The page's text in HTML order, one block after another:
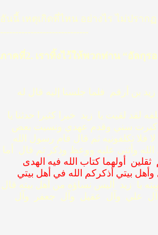
อันนี้ เหตุเกิดที่ไหน อย่างไร ไม่ปรากฏ
-----------------------------
ภาคที่2. เราทิ้งไว้ให้พวกท่าน “อัลกุ
بن أرقم ‏ ‏فلما جلسنا إليه قال له
لقيت يا ‏ ‏زيد ‏ ‏خيرا كثيرا حدثنا يا
كبرت سني وقدم عهدي ونسيت بعض
تكلفونيه ثم قال قام رسول الله
وأثنى عليه ووعظ وذكر ثم قال ‏ ‏أما
‏ثقلين ‏ ‏أولهما كتاب الله فيه الهدى
بيتي أذكركم الله في أهل بيتي
يا ‏ ‏زيد ‏ ‏أليس نساؤه من أهل بيته قال
‏علي ‏ ‏وآل ‏ ‏عقيل ‏ ‏وآل ‏ ‏جعفر ‏ ‏وآل